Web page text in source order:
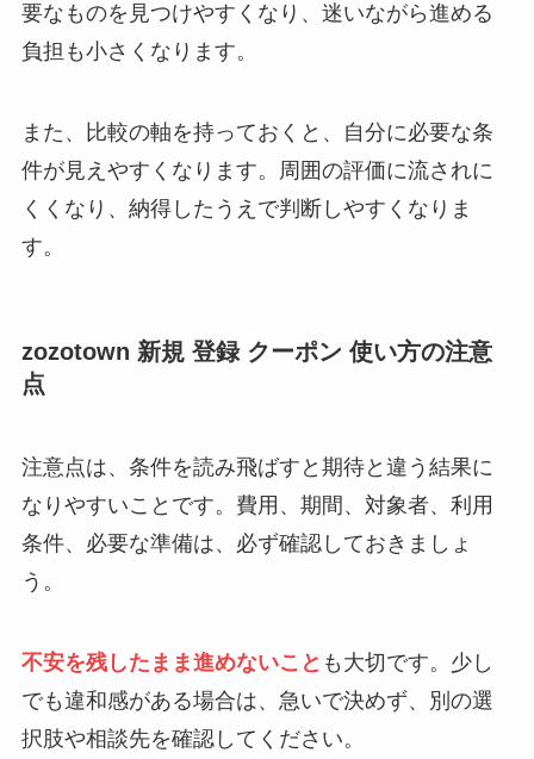
要なものを見つけやすくなり、迷いながら進める
負担も小さくなります。
また、比較の軸を持っておくと、自分に必要な条
件が見えやすくなります。周囲の評価に流されに
くくなり、納得したうえで判断しやすくなりま
す。
zozotown 新規 登録 クーポン 使い方の注意
点
注意点は、条件を読み飛ばすと期待と違う結果に
なりやすいことです。費用、期間、対象者、利用
条件、必要な準備は、必ず確認しておきましょ
う。
不安を残したまま進めないこと も大切です。少し
でも違和感がある場合は、急いで決めず、別の選
択肢や相談先を確認してください。